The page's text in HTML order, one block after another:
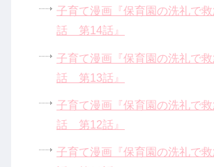
子育て漫画『保育園の洗礼で
話 第14話』
子育て漫画『保育園の洗礼で
話 第13話』
子育て漫画『保育園の洗礼で
話 第12話』
子育て漫画『保育園の洗礼で